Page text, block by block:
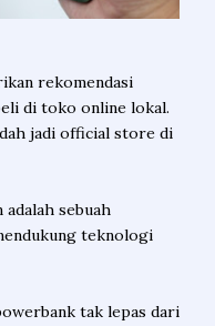
rekomendasi
di toko online lokal.
jadi official store di
adalah sebuah
teknologi
tak lepas dari